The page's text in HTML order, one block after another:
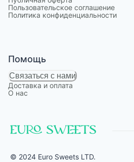
Пользовательское соглашение
Политика конфиденциальности
Помощь
Связаться с нами
Доставка и оплата
О нас
© 2024 Euro Sweets LTD.